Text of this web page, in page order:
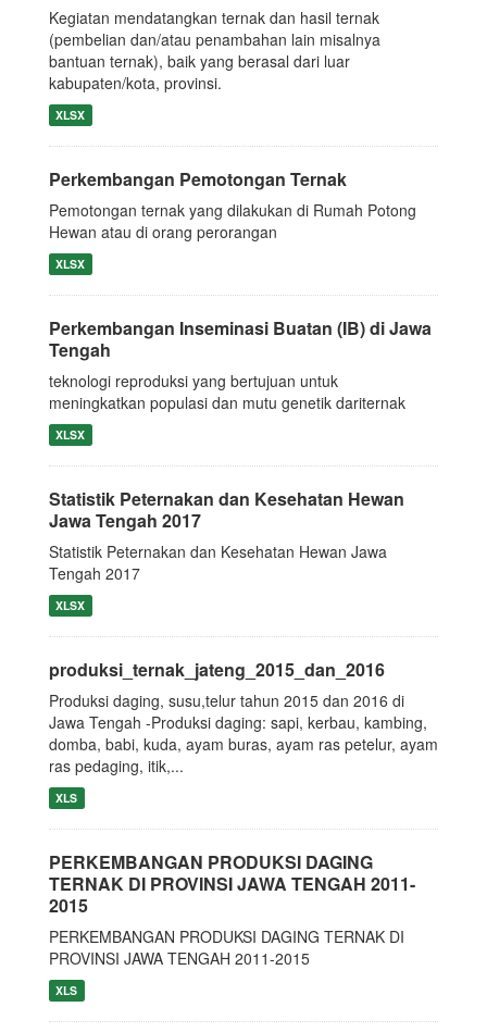
Kegiatan mendatangkan ternak dan hasil ternak
(pembelian dan/atau penambahan lain misalnya
bantuan ternak), baik yang berasal dari luar
kabupaten/kota, provinsi.
XLSX
Perkembangan Pemotongan Ternak
Pemotongan ternak yang dilakukan di Rumah Potong
Hewan atau di orang perorangan
XLSX
Perkembangan Inseminasi Buatan (IB) di Jawa
Tengah
teknologi reproduksi yang bertujuan untuk
meningkatkan populasi dan mutu genetik dariternak
XLSX
Statistik Peternakan dan Kesehatan Hewan
Jawa Tengah 2017
Statistik Peternakan dan Kesehatan Hewan Jawa
Tengah 2017
XLSX
produksi_ternak_jateng_2015_dan_2016
Produksi daging, susu,telur tahun 2015 dan 2016 di
Jawa Tengah -Produksi daging: sapi, kerbau, kambing,
domba, babi, kuda, ayam buras, ayam ras petelur, ayam
ras pedaging, itik,...
XLS
PERKEMBANGAN PRODUKSI DAGING
TERNAK DI PROVINSI JAWA TENGAH 2011-
2015
PERKEMBANGAN PRODUKSI DAGING TERNAK DI
PROVINSI JAWA TENGAH 2011-2015
XLS